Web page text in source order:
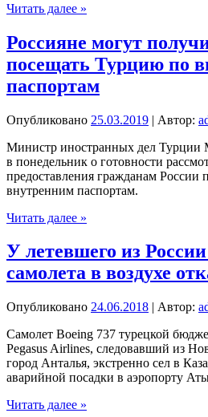
Читать далее »
изменить
систему
inclusive»
Россияне могут
посещать Турцию по
паспортам
Опубликовано 25.03.2019 | Автор:
Министр иностранных дел Турции
в понедельник о готовности
предоставления гражданам России
внутренним паспортам.
Читать далее »
получить
возможность
посещать
по
внутренним
паспортам
У летевшего из
самолета в воздухе
Опубликовано 24.06.2018 | Автор:
Самолет Boeing 737 турецкой
Pegasus Airlines, следовавший из
город Анталья, экстренно сел в
аварийной посадки в аэропорту
Читать далее »